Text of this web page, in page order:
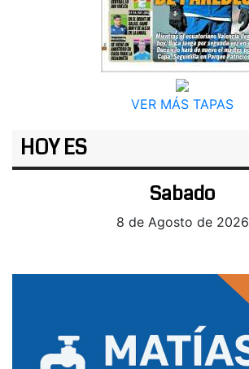
VER MÁS TAPAS
HOY ES
Sabado
8 de Agosto de 2026